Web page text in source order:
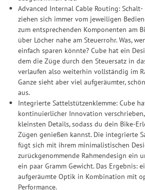
Advanced Internal Cable Routing: Schalt-
ziehen sich immer vom jeweiligen
zum entsprechenden Komponenten am
über Löcher nahe am Steuerrohr. Was,
einfach sparen könnte? Cube hat ein
dem die Züge durch den Steuersatz in
verlaufen also weiterhin vollständig im
Ganze sieht aber viel aufgeräumter,
aus.
Integrierte Sattelstützenklemme: Cube
kontinuierlicher Innovation
kleinsten Details, sodass du dein Bike-
Zügen genießen kannst. Die integrierte
fügt sich mit ihrem minimalistischen
zurückgenommende Rahmendesign ein
ein paar Gramm Gewicht. Das Ergebnis:
aufgeräumte Optik in Kombination mit
Performance.